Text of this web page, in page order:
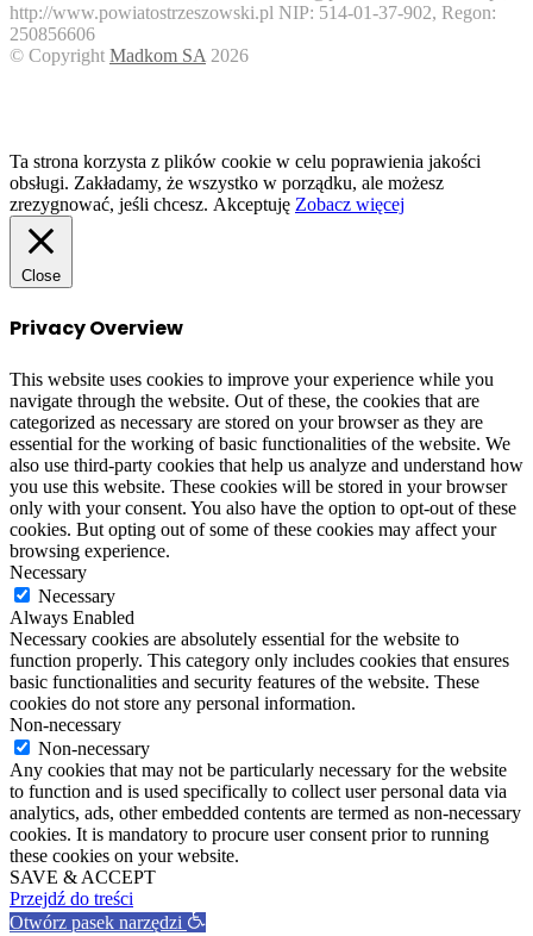
http://www.powiatostrzeszowski.pl NIP: 514-01-37-902, Regon:
250856606
© Copyright Madkom SA 2026
Ta strona korzysta z plików cookie w celu poprawienia jakości
obsługi. Zakładamy, że wszystko w porządku, ale możesz
zrezygnować, jeśli chcesz. Akceptuję Zobacz więcej
Close
Privacy Overview
This website uses cookies to improve your experience while you
navigate through the website. Out of these, the cookies that are
categorized as necessary are stored on your browser as they are
essential for the working of basic functionalities of the website. We
also use third-party cookies that help us analyze and understand how
you use this website. These cookies will be stored in your browser
only with your consent. You also have the option to opt-out of these
cookies. But opting out of some of these cookies may affect your
browsing experience.
Necessary
Necessary
Always Enabled
Necessary cookies are absolutely essential for the website to
function properly. This category only includes cookies that ensures
basic functionalities and security features of the website. These
cookies do not store any personal information.
Non-necessary
Non-necessary
Any cookies that may not be particularly necessary for the website
to function and is used specifically to collect user personal data via
analytics, ads, other embedded contents are termed as non-necessary
cookies. It is mandatory to procure user consent prior to running
these cookies on your website.
SAVE & ACCEPT
Przejdź do treści
Otwórz pasek narzędzi